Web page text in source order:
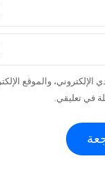
والموقع
في تعليقي.